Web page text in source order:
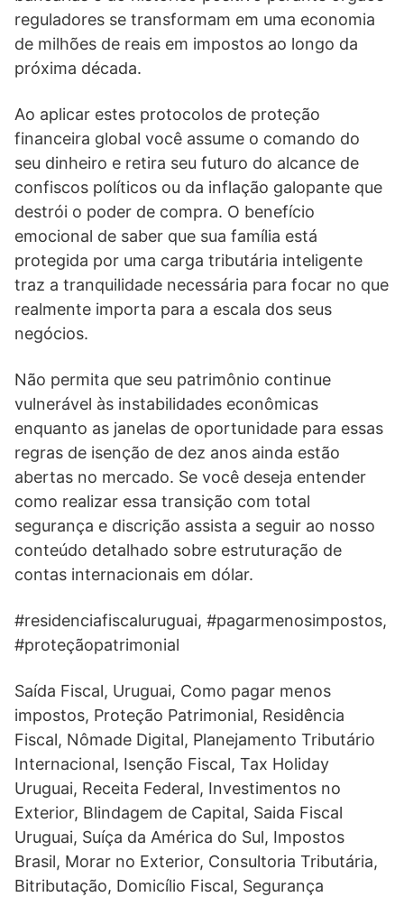
reguladores se transformam em uma economia
de milhões de reais em impostos ao longo da
próxima década.
Ao aplicar estes protocolos de proteção
financeira global você assume o comando do
seu dinheiro e retira seu futuro do alcance de
confiscos políticos ou da inflação galopante que
destrói o poder de compra. O benefício
emocional de saber que sua família está
protegida por uma carga tributária inteligente
traz a tranquilidade necessária para focar no que
realmente importa para a escala dos seus
negócios.
Não permita que seu patrimônio continue
vulnerável às instabilidades econômicas
enquanto as janelas de oportunidade para essas
regras de isenção de dez anos ainda estão
abertas no mercado. Se você deseja entender
como realizar essa transição com total
segurança e discrição assista a seguir ao nosso
conteúdo detalhado sobre estruturação de
contas internacionais em dólar.
#residenciafiscaluruguai, #pagarmenosimpostos,
#proteçãopatrimonial
Saída Fiscal, Uruguai, Como pagar menos
impostos, Proteção Patrimonial, Residência
Fiscal, Nômade Digital, Planejamento Tributário
Internacional, Isenção Fiscal, Tax Holiday
Uruguai, Receita Federal, Investimentos no
Exterior, Blindagem de Capital, Saida Fiscal
Uruguai, Suíça da América do Sul, Impostos
Brasil, Morar no Exterior, Consultoria Tributária,
Bitributação, Domicílio Fiscal, Segurança